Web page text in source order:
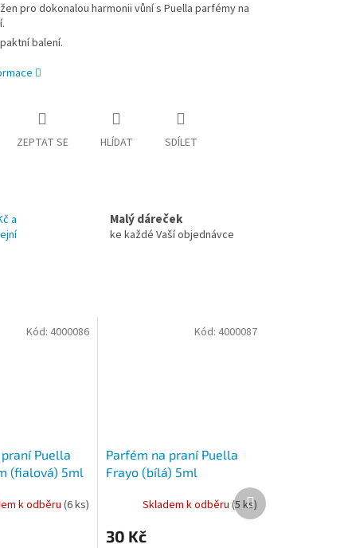
pro dokonalou harmonii vůní s Puella parfémy na
balení.
ZEPTAT SE HLÍDAT SDÍLET
a
Malý dáreček
ke každé Vaší objednávce
Puella
(fialová) 5ml
k odběru(6 ks)
Kód: 4000086
Parfém na praní Puella
Frayo (bílá) 5ml
Skladem k odběru (5 ks)
30 Kč
Kód: 4000087
Další
produkt